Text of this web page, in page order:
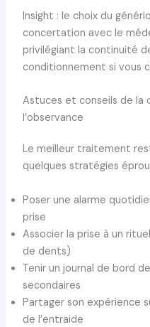
Insight : le choix du
concertation avec le
privilégiant la continuité
conditionnement si vous
Astuces et conseils de la
l’observance
Le meilleur traitement
quelques stratégies
Poser une alarme
prise
Associer la prise à un
de dents)
Tenir un journal de bord
secondaires
Partager son expérience
de l’entraide